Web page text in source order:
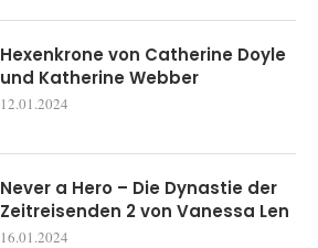
Hexenkrone von Catherine Doyle
und Katherine Webber
12.01.2024
Never a Hero – Die Dynastie der
Zeitreisenden 2 von Vanessa Len
16.01.2024